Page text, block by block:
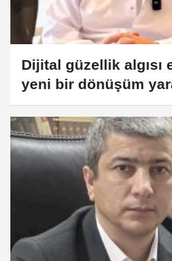
Dijital güzellik algısı
yeni bir dönüşüm